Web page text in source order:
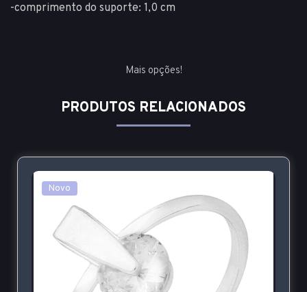
-comprimento do suporte: 1,0 cm
Mais opções!
PRODUTOS RELACIONADOS
Novo